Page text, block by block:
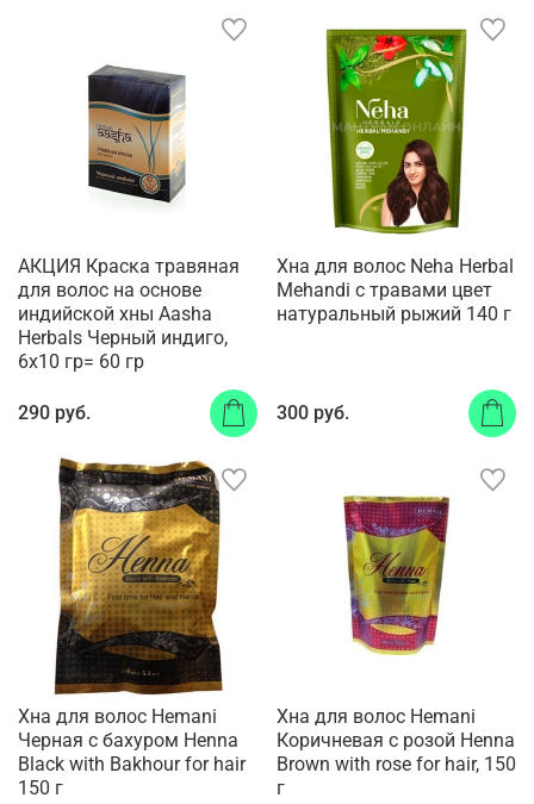
АКЦИЯ Краска травяная
для волос на основе
индийской хны Aasha
Herbals Черный индиго,
6x10 гр= 60 гр
290 руб.
Хна для волос Neha Herbal
Mehandi с травами цвет
натуральный рыжий 140 г
300 руб.
Хна для волос Hemani
Черная с бахуром Henna
Black with Bakhour for hair
150 г
Хна для волос Hemani
Коричневая с розой Henna
Brown with rose for hair, 150
г